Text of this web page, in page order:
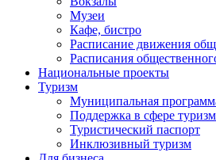
Музеи
Кафе, бистро
Расписание движения
Расписания
Национальные проекты
Туризм
Муниципальная
Поддержка в сфере
Туристический паспорт
Инклюзивный туризм